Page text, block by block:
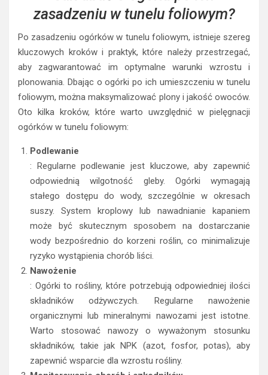
Jak dbać o ogórki po ich
zasadzeniu w tunelu foliowym?
Po zasadzeniu ogórków w tunelu foliowym, istnieje szereg
kluczowych kroków i praktyk, które należy przestrzegać,
aby zagwarantować im optymalne warunki wzrostu i
plonowania. Dbając o ogórki po ich umieszczeniu w tunelu
foliowym, można maksymalizować plony i jakość owoców.
Oto kilka kroków, które warto uwzględnić w pielęgnacji
ogórków w tunelu foliowym:
Podlewanie
: Regularne podlewanie jest kluczowe, aby zapewnić
odpowiednią wilgotność gleby. Ogórki wymagają
stałego dostępu do wody, szczególnie w okresach
suszy. System kroplowy lub nawadnianie kapaniem
może być skutecznym sposobem na dostarczanie
wody bezpośrednio do korzeni roślin, co minimalizuje
Nawożenie
: Ogórki to rośliny, które potrzebują odpowiedniej ilości
składników odżywczych. Regularne nawożenie
organicznymi lub mineralnymi nawozami jest istotne.
Warto stosować nawozy o wyważonym stosunku
składników, takie jak NPK (azot, fosfor, potas), aby